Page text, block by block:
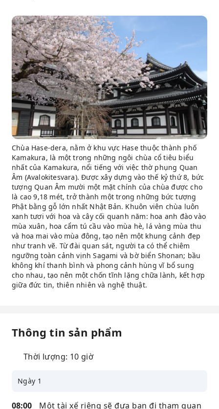
Chùa Hase-dera, nằm ở khu vực Hase thuộc thành phố
Kamakura, là một trong những ngôi chùa cổ tiêu biểu
nhất của Kamakura, nổi tiếng với việc thờ phụng Quan
Âm (Avalokitesvara). Được xây dựng vào thế kỷ thứ 8, bức
tượng Quan Âm mười một mặt chính của chùa được cho
là cao 9,18 mét, trở thành một trong những bức tượng
Phật bằng gỗ lớn nhất Nhật Bản. Khuôn viên chùa luôn
xanh tươi với hoa và cây cối quanh năm: hoa anh đào vào
mùa xuân, hoa cẩm tú cầu vào mùa hè, lá vàng mùa thu
và hoa mai vào mùa đông, tạo nên một khung cảnh đẹp
như tranh vẽ. Từ đài quan sát, người ta có thể chiêm
ngưỡng toàn cảnh vịnh Sagami và bờ biển Shonan; bầu
không khí thanh bình và phong cảnh hùng vĩ bổ sung
cho nhau, tạo nên một chốn tĩnh lặng chữa lành, kết hợp
giữa đức tin, thiên nhiên và nghệ thuật.
Thông tin sản phẩm
Thời lượng: 10 giờ
Ngày 1
08:00
Một tài xế riêng sẽ đưa bạn đi tham quan